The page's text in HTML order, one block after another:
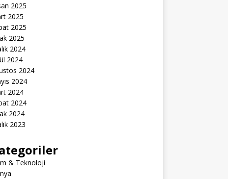
2025
2025
2025
2025
2024
2024
2024
2024
2024
2024
2024
2023
& Teknoloji